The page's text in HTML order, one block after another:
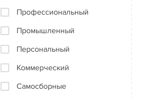
Профессиональный
Промышленный
Персональный
Коммерческий
Самосборные